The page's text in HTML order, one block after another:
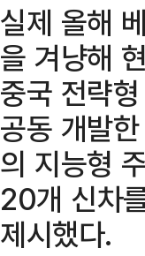
실제 올해
을 겨냥해
중국 전략
공동 개발
의 지능형
20개 신차
제시했다.